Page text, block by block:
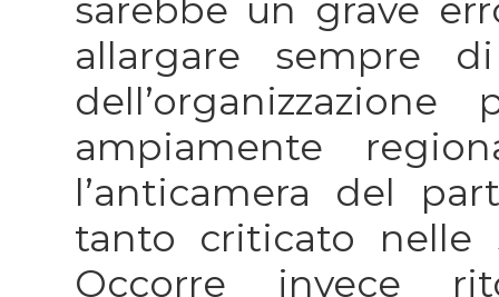
sarebbe un grave
allargare sempre
ampiamente
l’anticamera del
tanto criticato nelle
Occorre invece